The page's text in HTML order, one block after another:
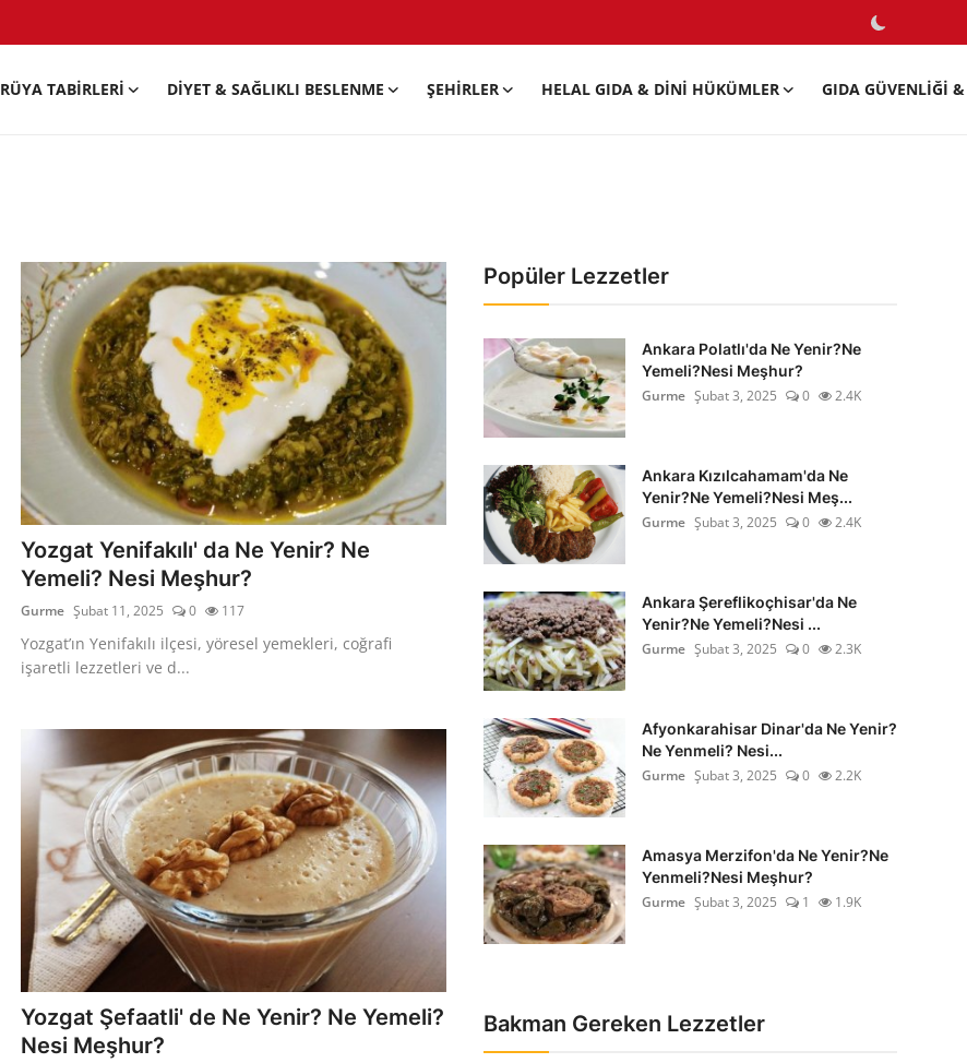
RÜYA TABIRLERI DIYET & SAĞLIKLI BESLENME ŞEHIRLER HELAL GIDA & DINI HÜKÜMLER GIDA GÜVENLIĞI
Yozgat Yenifakılı' da Ne Yenir? Ne
Yemeli? Nesi Meşhur?
Gurme Şubat 11, 2025 0 117
Yozgat’ın Yenifakılı ilçesi, yöresel yemekleri, coğrafi
işaretli lezzetleri ve d...
Yozgat Şefaatli' de Ne Yenir? Ne Yemeli?
Nesi Meşhur?
Popüler Lezzetler
Ankara Polatlı'da Ne Yenir?Ne
Yemeli?Nesi Meşhur?
Gurme Şubat 3, 2025 0 2.4K
Ankara Kızılcahamam'da Ne
Yenir?Ne Yemeli?Nesi Meş...
Gurme Şubat 3, 2025 0 2.4K
Ankara Şereflikoçhisar'da Ne
Yenir?Ne Yemeli?Nesi ...
Gurme Şubat 3, 2025 0 2.3K
Afyonkarahisar Dinar'da Ne Yenir?
Ne Yenmeli? Nesi...
Gurme Şubat 3, 2025 0 2.2K
Amasya Merzifon'da Ne Yenir?Ne
Yenmeli?Nesi Meşhur?
Gurme Şubat 3, 2025 1 1.9K
Bakman Gereken Lezzetler